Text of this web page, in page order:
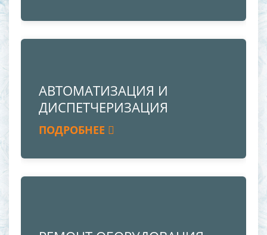
АВТОМАТИЗАЦИЯ И
ДИСПЕТЧЕРИЗАЦИЯ
ПОДРОБНЕЕ